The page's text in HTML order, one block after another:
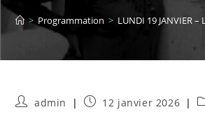
> Programmation > LUNDI 19 JANVIER
Auteur/autrice
admin
Publication
12 janvier 2026